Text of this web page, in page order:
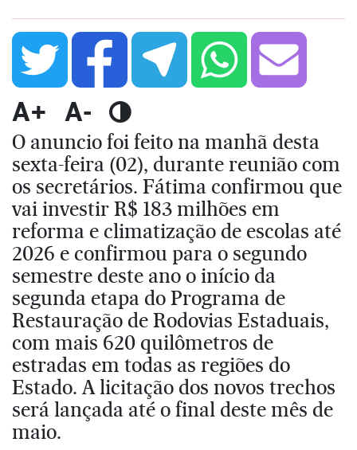
A+ A-
O anuncio foi feito na manhã desta
sexta-feira (02), durante reunião com
os secretários. Fátima confirmou que
vai investir R$ 183 milhões em
reforma e climatização de escolas até
2026 e confirmou para o segundo
semestre deste ano o início da
segunda etapa do Programa de
Restauração de Rodovias Estaduais,
com mais 620 quilômetros de
estradas em todas as regiões do
Estado. A licitação dos novos trechos
será lançada até o final deste mês de
maio.